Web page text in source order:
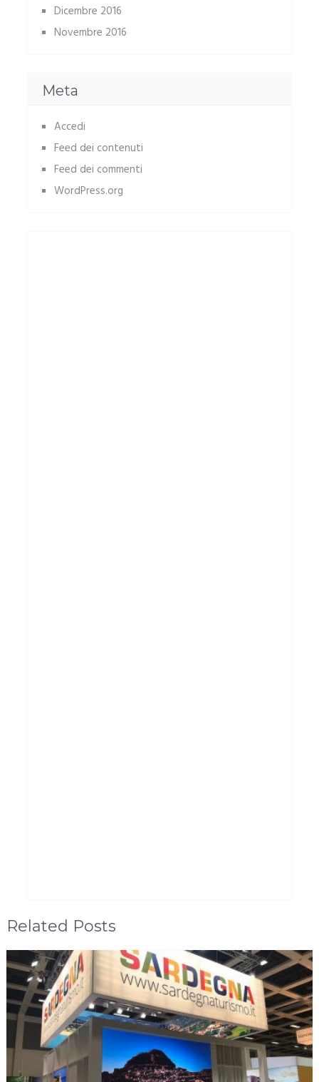
Dicembre 2016
Novembre 2016
Meta
Accedi
Feed dei contenuti
Feed dei commenti
WordPress.org
Related Posts